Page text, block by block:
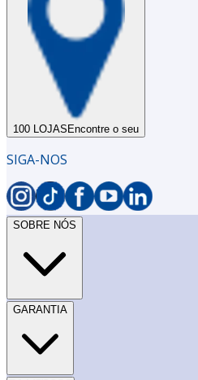
100 LOJASEncontre o seu
SIGA-NOS
SOBRE NÓS
GARANTIA